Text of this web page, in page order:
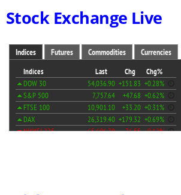
Stock Exchange Live